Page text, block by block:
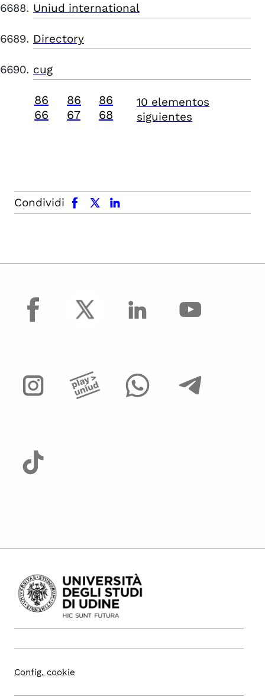
Uniud international
Directory
cug
86
66
86
67
86
68
10 elementos
siguientes
Condividi
facebook x.com linkedin
facebook
Config. cookie